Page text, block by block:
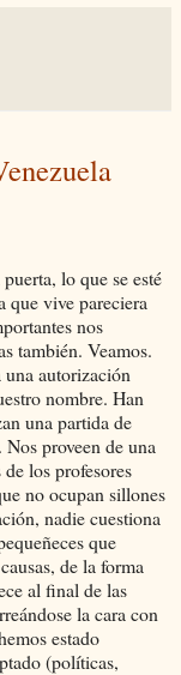
lo que se esté
que vive pareciera
nos
también. Veamos.
autorización
nombre. Han
una partida de
proveen de una
los profesores
no ocupan sillones
nadie cuestiona
que
de la forma
al final de las
la cara con
estado
(políticas,